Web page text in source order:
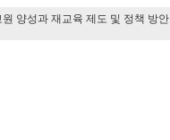
양성과 재교육 제도 및 정책 방안